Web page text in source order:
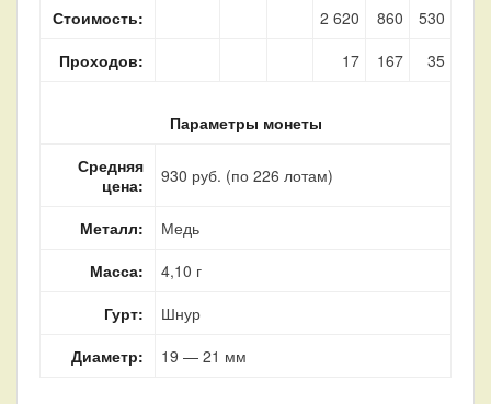
Стоимость:
2 620 860
530
Проходов:
17 167 35
Параметры монеты
Средняя
цена:
930 руб. (по 226 лотам)
Металл:
Медь
Масса:
4,10 г
Гурт:
Шнур
Диаметр:
19 — 21 мм